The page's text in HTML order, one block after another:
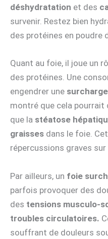
déshydratation et des
survenir. Restez bien
des protéines en poudre
Quant au foie, il joue un
des protéines. Une
engendrer une
montré que cela
que la stéatose
graisses dans le foie.
répercussions graves
Par ailleurs, un foie
parfois provoquer des
des tensions musculo-
troubles circulatoires.
souffrant de douleurs